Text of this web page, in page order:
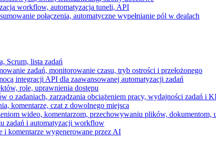
workflow, automatyzacja tuneli, API
połączenia, automatyczne wypełnianie pól w dealach
Scrum, lista zadań
zadań, monitorowanie czasu, tryb ostrości i przełożonego
integracji API dla zaawansowanej automatyzacji zadań
role, uprawnienia dostępu
o zadaniach, zarządzania obciążeniem pracy, wydajności zadań i
komentarze, czat z dowolnego miejsca
wideo, komentarzom, przechowywaniu plików,
zadań i automatyzacji workflow
i komentarze wygenerowane przez AI